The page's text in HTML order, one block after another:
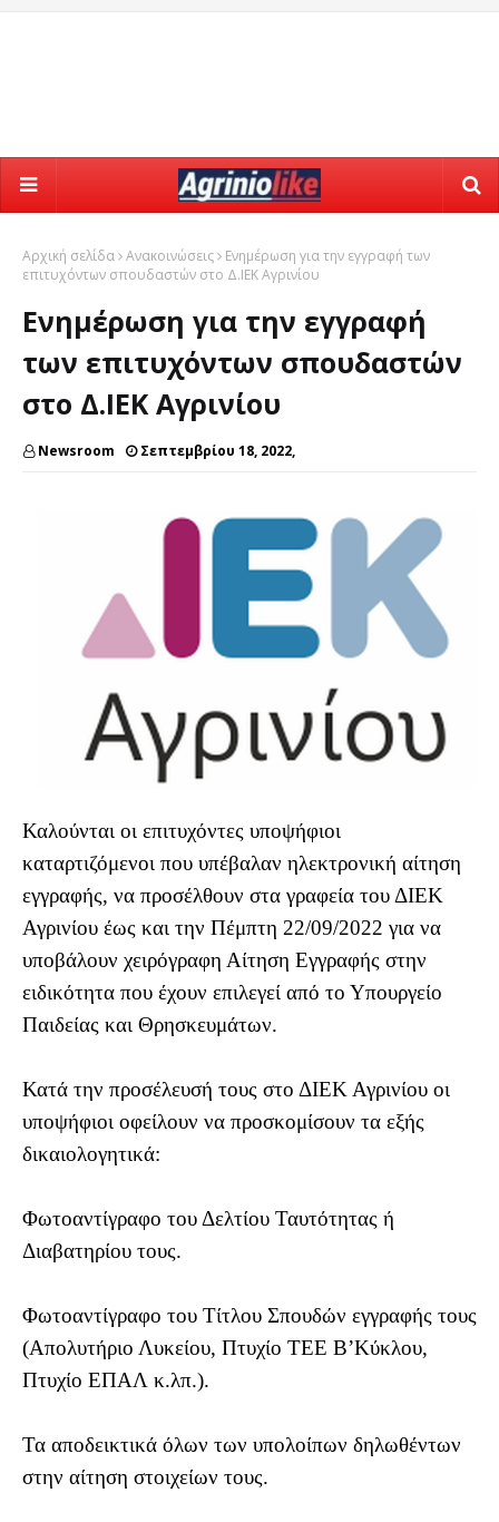
Αρχική σελίδα Ανακοινώσεις
Ενημέρωση για την εγγραφή των
επιτυχόντων σπουδαστών στο Δ.ΙΕΚ Αγρινίου
Ενημέρωση για την εγγραφή
των επιτυχόντων σπουδαστών
στο Δ.ΙΕΚ Αγρινίου
Newsroom Σεπτεμβρίου 18, 2022,
Καλούνται οι επιτυχόντες υποψήφιοι
καταρτιζόμενοι που υπέβαλαν ηλεκτρονική αίτηση
εγγραφής, να προσέλθουν στα γραφεία του ΔΙΕΚ
Αγρινίου έως και την Πέμπτη 22/09/2022 για να
υποβάλουν χειρόγραφη Αίτηση Εγγραφής στην
ειδικότητα που έχουν επιλεγεί από το Υπουργείο
Παιδείας και Θρησκευμάτων.
Κατά την προσέλευσή τους στο ΔΙΕΚ Αγρινίου οι
υποψήφιοι οφείλουν να προσκομίσουν τα εξής
δικαιολογητικά:
Φωτοαντίγραφο του Δελτίου Ταυτότητας ή
Διαβατηρίου τους.
Φωτοαντίγραφο του Τίτλου Σπουδών εγγραφής τους
(Απολυτήριο Λυκείου, Πτυχίο ΤΕΕ Β’Κύκλου,
Πτυχίο ΕΠΑΛ κ.λπ.).
Τα αποδεικτικά όλων των υπολοίπων δηλωθέντων
στην αίτηση στοιχείων τους.